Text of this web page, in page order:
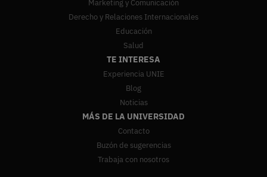
Marketing y Comunicación
Derecho y Relaciones Internacionales
Educación
Salud
TE INTERESA
Experiencia UNIE
Blog
Noticias
MÁS DE LA UNIVERSIDAD
Contacto
Buzón de sugerencias
Trabaja con nosotros